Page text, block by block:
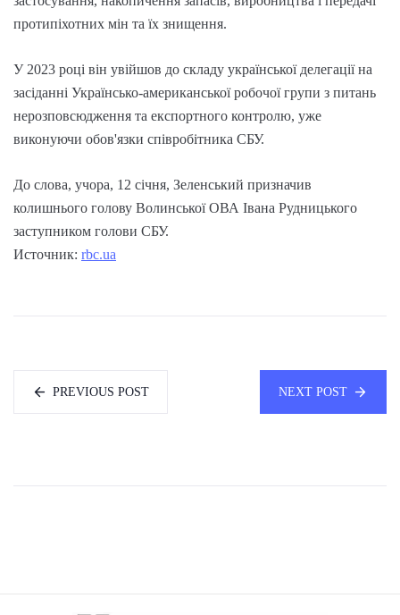
протипіхотних мін та їх знищення.
У 2023 році він увійшов до складу української делегації на
засіданні Українсько-американської робочої групи з питань
нерозповсюдження та експортного контролю, уже
виконуючи обов'язки співробітника СБУ.
До слова, учора, 12 січня, Зеленський призначив
колишнього голову Волинської ОВА Івана Рудницького
заступником голови СБУ.
Источник: rbc.ua
PREVIOUS POST NEXT POST